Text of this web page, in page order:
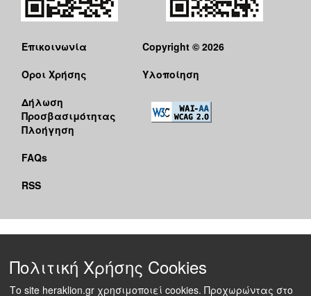
Επικοινωνία
Όροι Χρήσης
Δήλωση
Προσβασιμότητας
Πλοήγηση
FAQs
RSS
Copyright © 2026
Υλοποίηση
Πολιτική Χρήσης Cookies
Το site heraklion.gr χρησιμοποιεί cookies. Προχωρώντας στο